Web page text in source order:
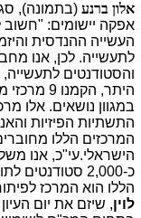
אלון ברנע (בתמונה),
אפקה יישומים: "חשוב
העשייה ההנדסית
לתעשייה. לכן, אנו
והסטודנטים לתעשייה,
היתר,
במגוון נושאים. אלו
התשתיות הפיזיות
המרכזים הללו
הישראלי.עי"כ, אנו
הללו הוא המרכז
לוין, שיזם את יום